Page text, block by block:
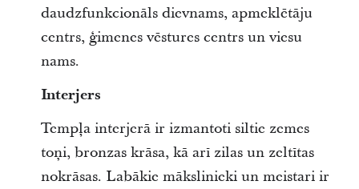
daudzfunkcionāls dievnams, apmeklētāju
centrs, ģimenes vēstures centrs un viesu
nams.
Interjers
Tempļa interjerā ir izmantoti siltie zemes
toņi, bronzas krāsa, kā arī zilas un zeltītas
nokrāsas. Labākie mākslinieki un meistari ir